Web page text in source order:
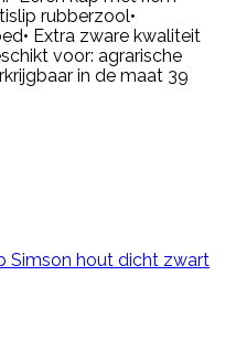
rubberzool•
Extra zware kwaliteit
voor: agrarische
in de maat 39